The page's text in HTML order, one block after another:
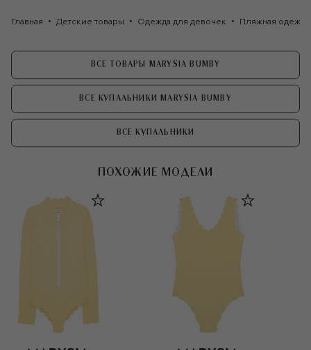
Главная Детские товары Одежда для девочек Пляжная
ВСЕ ТОВАРЫ MARYSIA BUMBY
ВСЕ КУПАЛЬНИКИ MARYSIA BUMBY
ВСЕ КУПАЛЬНИКИ
ПОХОЖИЕ МОДЕЛИ